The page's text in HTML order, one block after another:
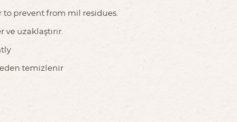
prevent from mil residues.
uzaklaştırır.
temizlenir